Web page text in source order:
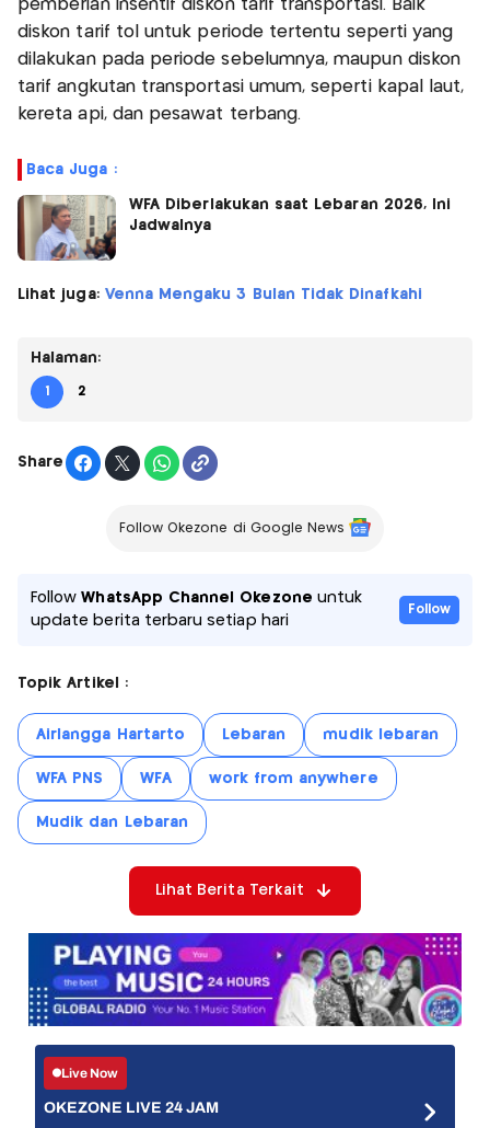
pemberian insentif diskon tarif transportasi. Baik
diskon tarif tol untuk periode tertentu seperti yang
dilakukan pada periode sebelumnya, maupun diskon
tarif angkutan transportasi umum, seperti kapal laut,
kereta api, dan pesawat terbang.
Baca Juga :
WFA Diberlakukan saat Lebaran 2026, Ini
Jadwalnya
Lihat juga: Venna Mengaku 3 Bulan Tidak Dinafkahi
Halaman:
1 2
Share
Follow Okezone di Google News
FollowWhatsApp Channel Okezone untuk
update berita terbaru setiap hari
Follow
Topik Artikel :
Airlangga Hartarto Lebaran mudik lebaran
WFA PNS WFA work from anywhere
Mudik dan Lebaran
Lihat Berita Terkait
Live Now
OKEZONE LIVE 24 JAM